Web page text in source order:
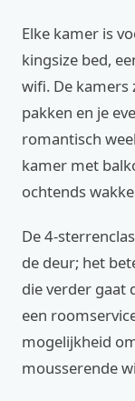
Elke kamer is
kingsize bed,
wifi. De
pakken en je
romantisch
kamer met
ochtends
De 4-
de deur; het
die verder gaat
een
mogelijkheid
mousserende